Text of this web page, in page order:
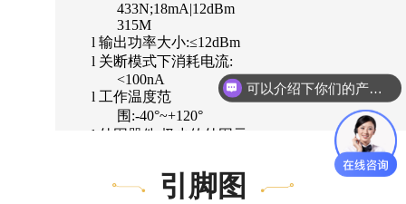
433N;18mA|12dBm
315M
l 输出功率大小:≤12dBm
l 关断模式下消耗电流:
<100nA
l 工作温度范
围 :-40°~+120°
l 外围器件
极少的外围元
工作时外接晶体振荡器
引脚图
可以介绍下你们的产品么？
你们是怎么收费的呢？